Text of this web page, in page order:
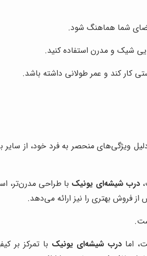
شما هماهنگ شود.
شیک و مدرن استفاده کنید.
کار کند و عمر طولانی داشته باشد.
ویژگی‌های منحصر به فرد خود، از سایر
درب شیشه‌ای یونیک با طراحی مدرن‌تر،
فروش بهتری را نیز ارائه می‌دهد.
درب شیشه‌ای یونیک با تمرکز بر